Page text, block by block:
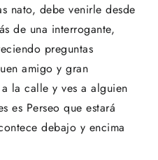
nato, debe venirle desde
de una interrogante,
preguntas
amigo y gran
la calle y ves a alguien
es Perseo que estará
debajo y encima